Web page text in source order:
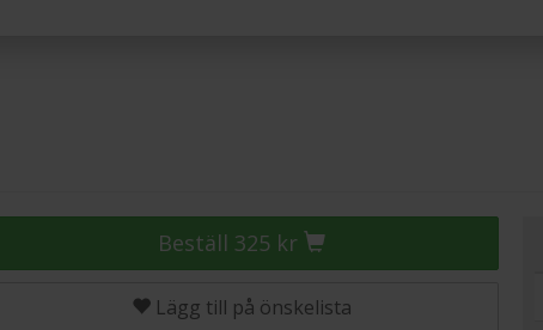
Beställ 325 kr
Lägg till på önskelista